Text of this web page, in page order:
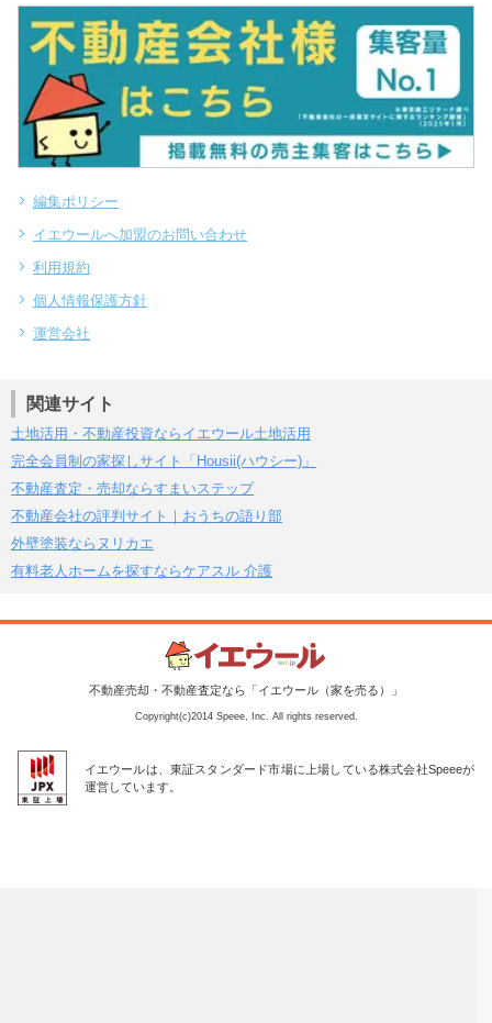
編集ポリシー
イエウールへ加盟のお問い合わせ
利用規約
個人情報保護方針
運営会社
関連サイト
土地活用・不動産投資ならイエウール土地活用
完全会員制の家探しサイト「Housii(ハウシー)」
不動産査定・売却ならすまいステップ
不動産会社の評判サイト｜おうちの語り部
外壁塗装ならヌリカエ
有料老人ホームを探すならケアスル 介護
不動産売却・不動産査定なら「イエウール（家を売る）」
Copyright(c)2014 Speee, Inc. All rights reserved.
イエウールは、東証スタンダード市場に上場している株式会社Speeeが
運営しています。